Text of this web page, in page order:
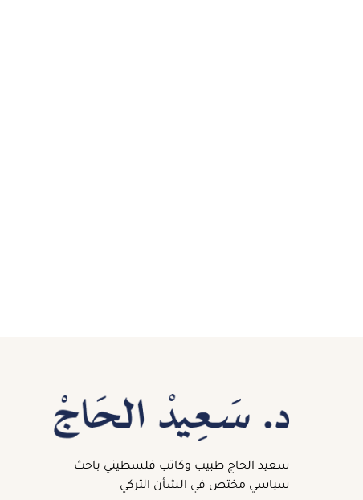
سعيد الحاج طبيب وكاتب فلسطيني باحث
سياسي مختص في الشأن التركي